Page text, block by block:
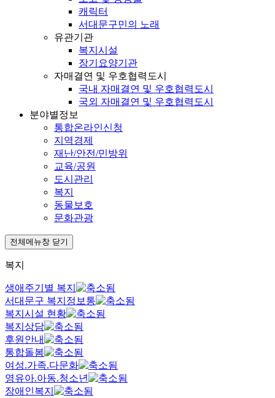
캐릭터
서대문구민의 노래
유관기관
복지시설
장기요양기관
자매결연 및 우호협력도시
국내 자매결연 및 우호협력도시
국외 자매결연 및 우호협력도시
분야별정보
통합온라인신청
지역경제
재난/안전/민방위
교육/공원
도시관리
복지
동물보호
문화관광
전체메뉴창 닫기
복지
생애주기별 복지
서대문구 복지정보통
복지시설 현황
복지상담
후원안내
통합돌봄
여성.가족.다문화
영유아.아동.청소년
장애인복지